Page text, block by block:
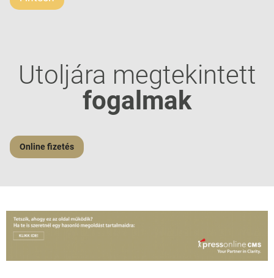
Utoljára megtekintett
fogalmak
Online fizetés